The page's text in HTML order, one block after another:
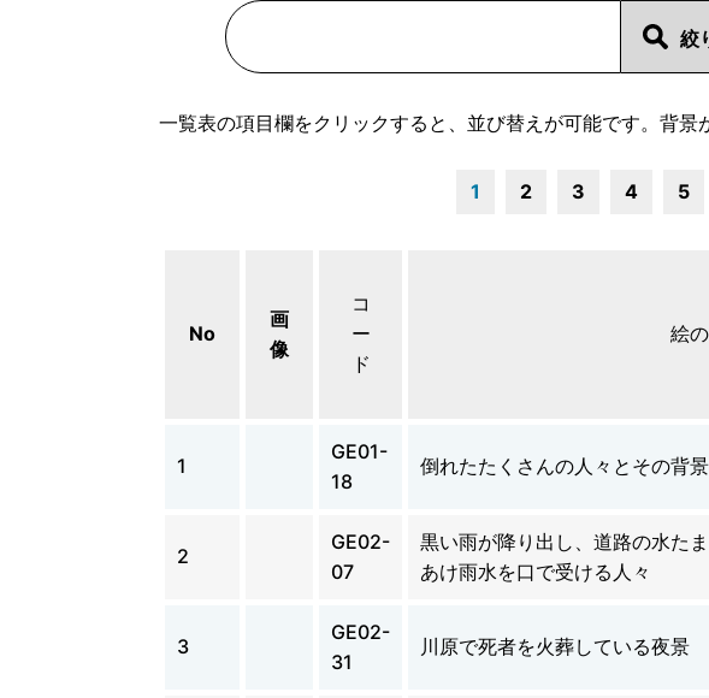
一覧表の項目欄をクリックすると、並び替えが可能です。背景
1 2 3 4 5
No
画
像
コ
ー
ド
絵
1
GE01-
18
倒れたたくさんの人々とその背
2
GE02-
07
黒い雨が降り出し、道路の水た
あけ雨水を口で受ける人々
3
GE02-
31
川原で死者を火葬している夜景